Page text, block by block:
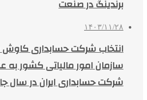
برندینگ در صنعت
۱۴۰۳/۱۱/۲۸
انتخاب شرکت حسابداری کاوش
سازمان امور مالیاتی کشور به
شرکت حسابداری ایران در سال